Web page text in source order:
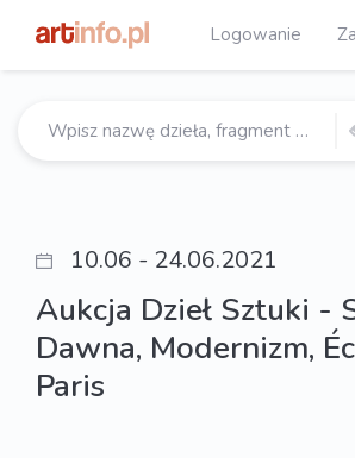
Logowanie
10.06 - 24.06.2021
Aukcja Dzieł Sztuki -
Dawna, Modernizm,
Paris